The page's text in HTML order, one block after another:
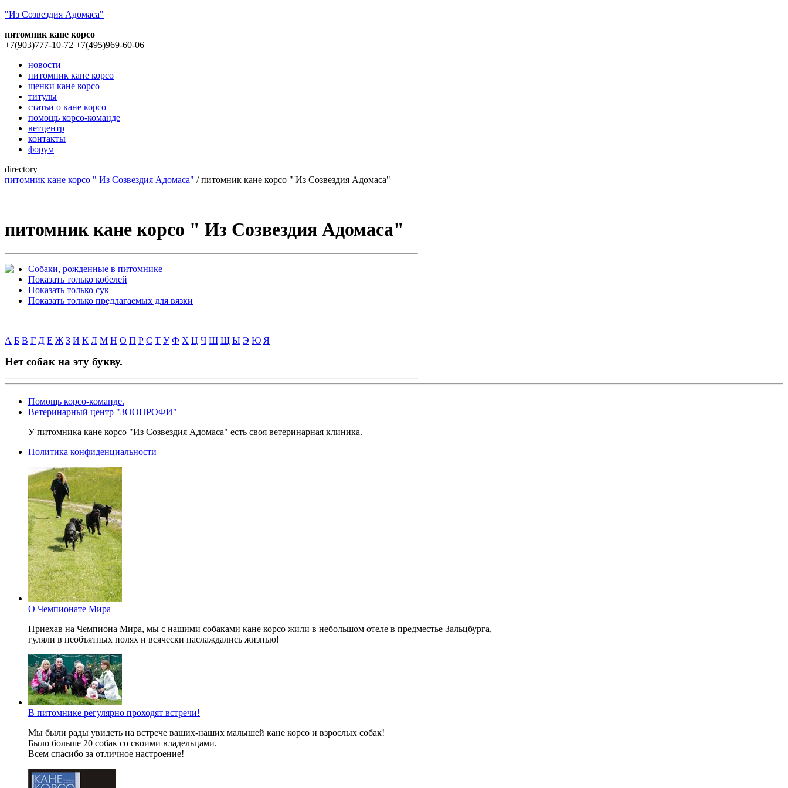
"Из Созвездия Адомаса"
питомник кане корсо
+7(903)777-10-72 +7(495)969-60-06
новости
питомник кане корсо
щенки кане корсо
титулы
статьи о кане корсо
помощь корсо-команде
ветцентр
контакты
форум
directory
питомник кане корсо " Из Созвездия Адомаса" / питомник кане корсо " Из Созвездия Адомаса"
питомник кане корсо " Из Созвездия Адомаса"
Cобаки, рожденные в питомнике
Показать только кобелей
Показать только сук
Показать только предлагаемых для вязки
А Б В Г Д Е Ж З И К Л М Н О П Р С Т У Ф Х Ц Ч Ш Щ Ы Э Ю Я
Нет собак на эту букву.
Помощь корсо-команде.
Ветеринарный центр "ЗООПРОФИ"
У питомника кане корсо "Из Созвездия Адомаса" есть своя ветеринарная клиника.
Политика конфиденциальности
О Чемпионате Мира
Приехав на Чемпиона Мира, мы с нашими собаками кане корсо жили в небольшом отеле в предместье Зальцбурга,
гуляли в необъятных полях и всячески наслаждались жизнью!
В питомнике регулярно проходят встречи!
Мы были рады увидеть на встрече ваших-наших малышей кане корсо и взрослых собак!
Было больше 20 собак со своими владельцами.
Всем спасибо за отличное настроение!